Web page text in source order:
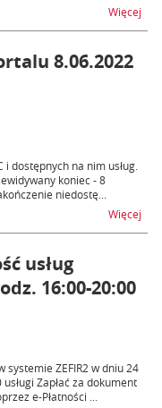
Więcej
8.06.2022
dostępnych na nim usług.
koniec - 8
niedostę...
Więcej
usług
16:00-20:00
systemie ZEFIR2 w dniu 24
Zapłać za dokument
e-Płatności ...